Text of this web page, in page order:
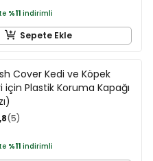
%11 indirimli
Sepete Ekle
Cover Kedi ve Köpek
için Plastik Koruma Kapağı
5
%11 indirimli